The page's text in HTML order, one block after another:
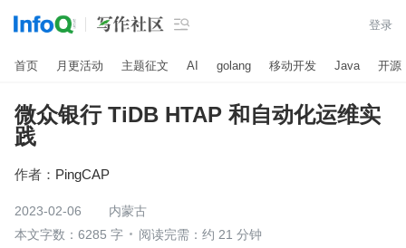
 登录
首页 月更活动 主题征文 AI golang 移动开发 Java 开源
微众银行 TiDB HTAP 和自动化运维实
践
作者： PingCAP
2023-02-06
内蒙古
本文字数：6285 字
阅读完需：约 21 分钟